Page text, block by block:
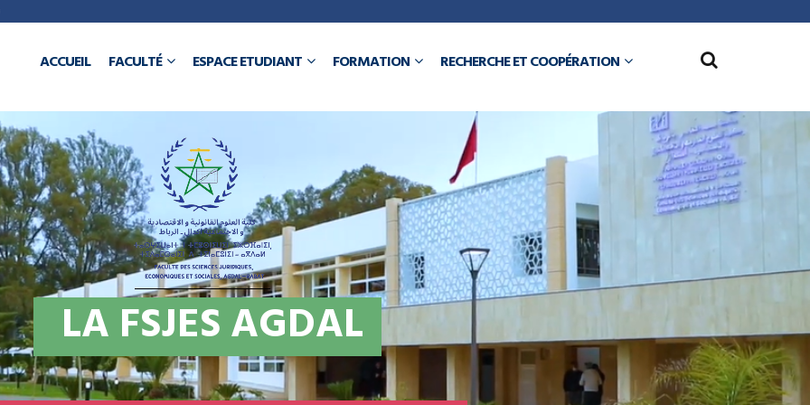
ACCUEIL FACULTÉ ESPACE ETUDIANT FORMATION RECHERCHE ET COOPÉRATION
LA FSJESAGDAL